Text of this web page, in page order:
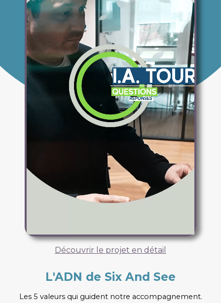
Découvrir le projet en détail
L'ADN de Six And See
Les 5 valeurs qui guident notre accompagnement.